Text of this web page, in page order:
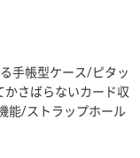
手帳型ケース/ピタッ
さばらないカード収
能/ストラップホール